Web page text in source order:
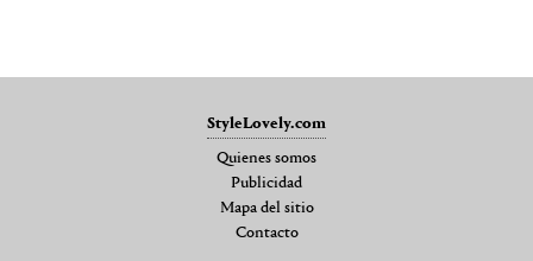
StyleLovely.com
Quienes somos
Publicidad
Mapa del sitio
Contacto